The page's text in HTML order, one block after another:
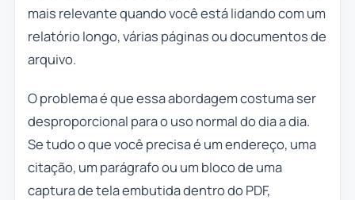
mais relevante quando você está lidando com um
relatório longo, várias páginas ou documentos de
arquivo.
O problema é que essa abordagem costuma ser
desproporcional para o uso normal do dia a dia.
Se tudo o que você precisa é um endereço, uma
citação, um parágrafo ou um bloco de uma
captura de tela embutida dentro do PDF,